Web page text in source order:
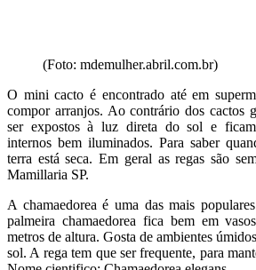
(Foto: mdemulher.abril.com.br)
O mini cacto é encontrado até em
compor arranjos. Ao contrário dos cactos
ser expostos à luz direta do sol e
internos bem iluminados. Para saber
terra está seca. Em geral as regas são
Mamillaria SP.
A chamaedorea é uma das mais
palmeira chamaedorea fica bem em
metros de altura. Gosta de ambientes
sol. A rega tem que ser frequente, para